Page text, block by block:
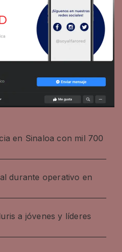
en Sinaloa con mil 700
durante operativo en
a jóvenes y líderes